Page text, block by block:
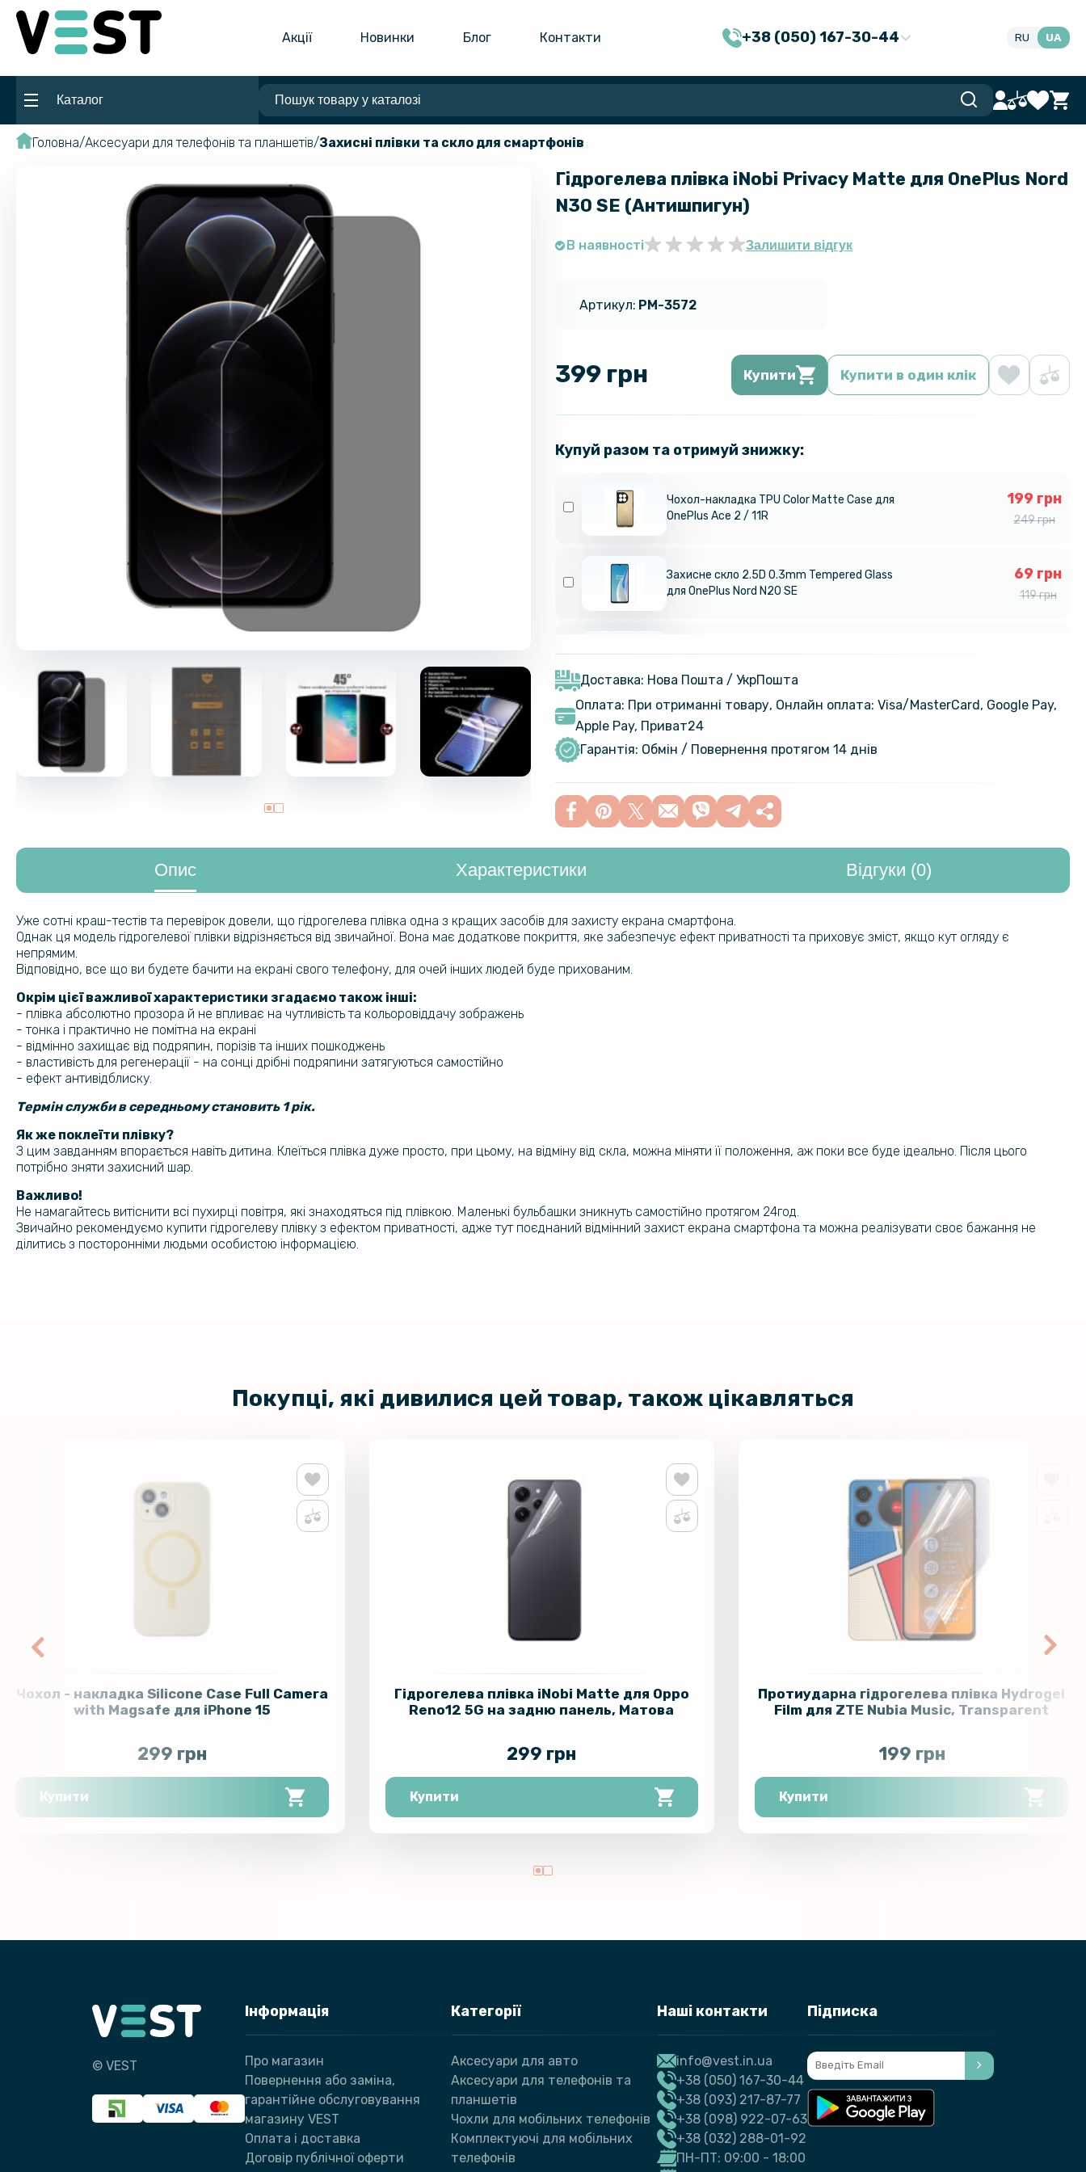
Акції Новинки Блог Контакти +38 (050) 167-30-44 RU UA
Каталог
Головна Аксесуари для телефонів та планшетів Захисні плівки та скло для смартфонів
Гідрогелева плівка iNobi Privacy Matte для OnePlus Nord
N30 SE​ (Антишпигун)
В наявності Залишити відгук
Артикул: PM-3572
399 грн Купити Купити в один клік
Купуй разом та отримуй знижку:
Чохол-накладка TPU Color Matte Case для
OnePlus Ace 2 / 11R
199 грн
249 грн
Захисне скло 2.5D 0.3mm Tempered Glass
для OnePlus Nord N20 SE
69 грн
119 грн
Чохол - накладка Polished Carbon для
OnePlus Nord N30 SE 5G / Oppo A79 5G
Захисне скло Tempered Glass 0.3mm для
OnePlus N30 SE 5G / Oppo A79 5G
Чохол - накладка Acryl Cooling Armor для
OnePlus Nord N30 SE 5G / Oppo A79 5G з
329 грн
Доставка: Нова Пошта / УкрПошта
Оплата: При отриманні товару, Онлайн оплата: Visa/MasterСard, Google Pay,
Apple Pay, Приват24
Гарантія: Обмін / Повернення протягом 14 днів
Опис Характеристики Відгуки (0)
Уже сотні краш-тестів та перевірок довели, що гідрогелева плівка одна з кращих засобів для захисту екрана смартфона.
Однак ця модель гідрогелевої плівки відрізняється від звичайної. Вона має додаткове покриття, яке забезпечує ефект приватності та приховує зміст, якщо кут огляду є
непрямим.
Відповідно, все що ви будете бачити на екрані свого телефону, для очей інших людей буде прихованим.
Окрім цієї важливої характеристики згадаємо також інші:
- плівка абсолютно прозора й не впливає на чутливість та кольоровіддачу зображень
- тонка і практично не помітна на екрані
- відмінно захищає від подряпин, порізів та інших пошкоджень
- властивість для регенерації - на сонці дрібні подряпини затягуються самостійно
- ефект антивідблиску.
Термін служби в середньому становить 1 рік.
Як же поклеїти плівку?
З цим завданням впорається навіть дитина. Клеїться плівка дуже просто, при цьому, на відміну від скла, можна міняти її положення, аж поки все буде ідеально. Після цього
потрібно зняти захисний шар.
Важливо!
Не намагайтесь витіснити всі пухирці повітря, які знаходяться під плівкою. Маленькі бульбашки зникнуть самостійно протягом 24год.
Звичайно рекомендуємо купити гідрогелеву плівку з ефектом приватності, адже тут поєднаний відмінний захист екрана смартфона та можна реалізувати своє бажання не
ділитись з посторонніми людьми особистою інформацією.
Покупці, які дивилися цей товар, також цікавляться
Чохол - накладка Silicone Case Full Camera
with Magsafe для iPhone 15
299 грн
Купити
Гідрогелева плівка iNobi Matte для Oppo
Reno12 5G​ на задню панель, Матова
299 грн
Купити
Протиударна гідрогелева плівка Hydrogel
Film для ZTE Nubia Music, Transparent
199 грн
Купити
© VEST
Інформація
Про магазин
Повернення або заміна,
гарантійне обслуговування
магазину VEST
Оплата і доставка
Договір публічної оферти
Категорії
Аксесуари для авто
Аксесуари для телефонів та
планшетів
Чохли для мобільних телефонів
Комплектуючі для мобільних
телефонів
Наші контакти
info@vest.in.ua
+38 (050) 167-30-44
+38 (093) 217-87-77
+38 (098) 922-07-63
+38 (032) 288-01-92
ПН-ПТ: 09:00 - 18:00
Підписка